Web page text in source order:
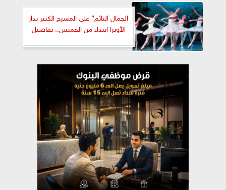
الجمال النائم” على المسرح الكبير بدار
الأوبرا ابتداء من الخميس.. تفاصيل